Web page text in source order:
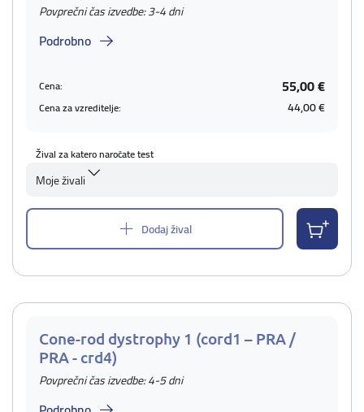
Povprečni čas izvedbe: 3-4 dni
Podrobno
Cena: 55,00 €
Cena za vzreditelje: 44,00 €
Žival za katero naročate test
Moje živali
Dodaj žival
Cone-rod dystrophy 1 (cord1 – PRA /
PRA - crd4)
Povprečni čas izvedbe: 4-5 dni